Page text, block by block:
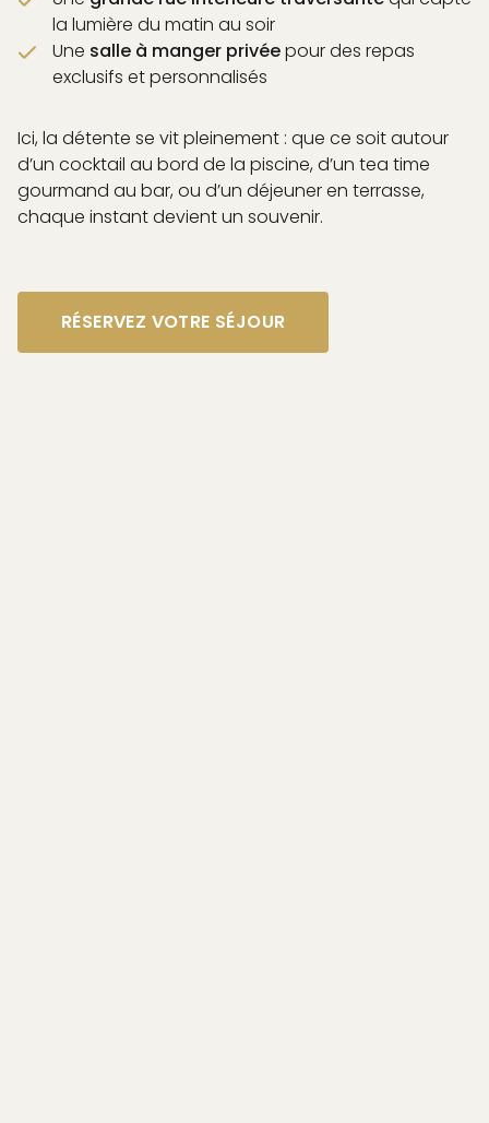
la lumière du matin au soir
Une salle à manger privéepour des repas
exclusifs et personnalisés
Ici, la détente se vit pleinement : que ce soit autour
d’un cocktail au bord de la piscine, d’un tea time
gourmand au bar, ou d’un déjeuner en terrasse,
chaque instant devient un souvenir.
RÉSERVEZ VOTRE SÉJOUR